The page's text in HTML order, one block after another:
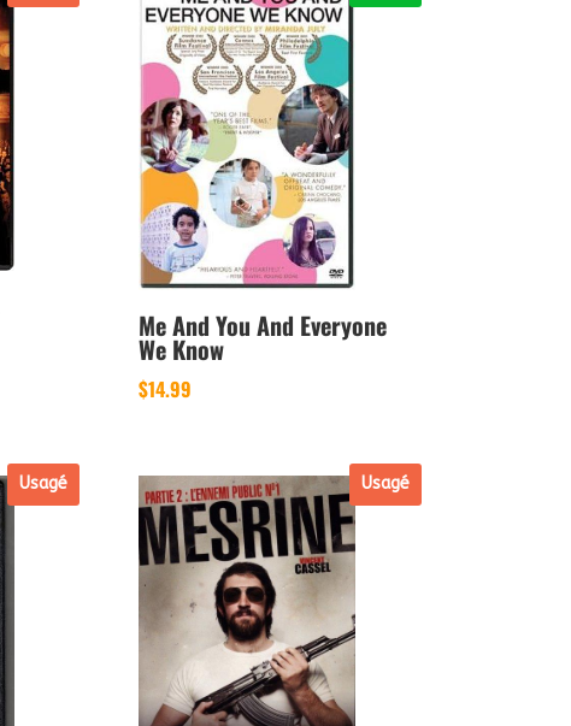
Me And You And Everyone
We Know
$14.99
Usagé Usagé